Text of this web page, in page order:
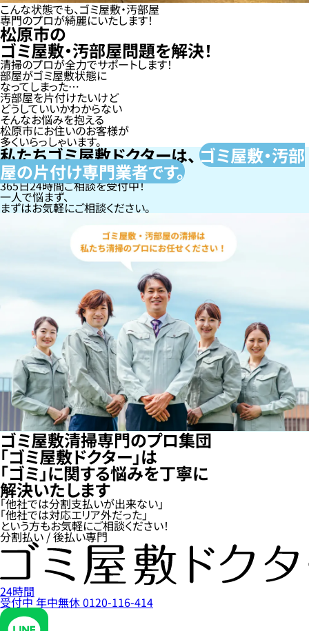
こんな状態でも、ゴミ屋敷・汚部屋
専門のプロが綺麗にいたします！
松原市の
ゴミ屋敷・汚部屋問題を解決！
清掃のプロが全力でサポートします！
部屋がゴミ屋敷状態に
なってしまった…
汚部屋を片付けたいけど
どうしていいかわからない
そんなお悩みを抱える
松原市にお住いのお客様が
多くいらっしゃいます。
私たちゴミ屋敷ドクターは、ゴミ屋敷・汚部
屋の片付け専門業者です。
365日24時間ご相談を受付中！
一人で悩まず、
まずはお気軽にご相談ください。
ゴミ屋敷清掃専門のプロ集団
「ゴミ屋敷ドクター」は
「ゴミ」に関する悩みを丁寧に
解決いたします
「他社では分割支払いが出来ない」
「他社では対応エリア外だった」
という方もお気軽にご相談ください！
分割払い / 後払い専門
24時間
受付中年中無休0120-116-414